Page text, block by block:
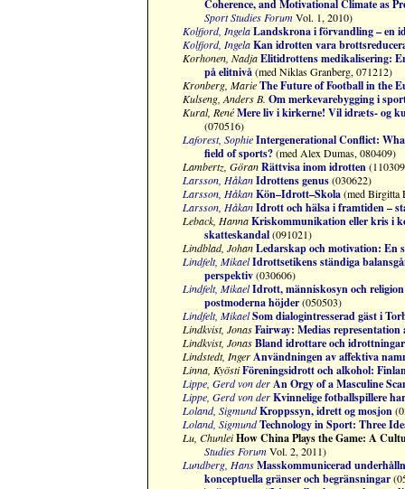
Coherence, and Motivational Climate as
Sport Studies ForumVol. 1, 2010)
Kolfjord, Ingela Landskrona i förvandling – en
Kolfjord, Ingela Kan idrotten vara
Korhonen, Nadja Elitidrottens medikalisering:
på elitnivå(med Niklas Granberg, 071212)
Kronberg, Marie The Future of Football in the
Kulseng, Anders B. Om merkevarebygging i
Kural, René Mere liv i kirkerne! Vil idræts- og
(070516)
Laforest, Sophie Intergenerational Conflict:
field of sports?(med Alex Dumas, 080409)
Lambertz, Göran Rättvisa inom idrotten
Larsson, Håkan Idrottens genus(030622)
Larsson, Håkan Kön–Idrott–Skola(med Birgitta
Larsson, Håkan Idrott och hälsa i framtiden –
Leback, Hanna Kriskommunikation eller kris i
skatteskandal(091021)
Lindblad, Johan Ledarskap och motivation: En
Lindfelt, Mikael Idrottsetikens ständiga
perspektiv(030606)
Lindfelt, Mikael Idrott, människosyn och
postmoderna höjder(050503)
Lindfelt, Mikael Som dialogintresserad gäst i
Lindkvist, Jonas Fairway: Medias
Lindkvist, Jonas Bland idrottare och idrottningar
Lindstedt, Inger Användningen av affektiva
Linna, Kyösti Föreningsidrott och alkohol:
Lippe, Gerd von der An Orgy of a Masculine
Lippe, Gerd von derKvinnelige fotballspillere
Loland, Sigmund Kroppssyn, idrett og mosjon
Loland, Sigmund Technology in Sport: Three
Lu, Chunlei How China Plays the Game: A
Studies ForumVol. 2, 2011)
Lundberg, Hans Masskommunicerad
konceptuella gränser och begränsningar